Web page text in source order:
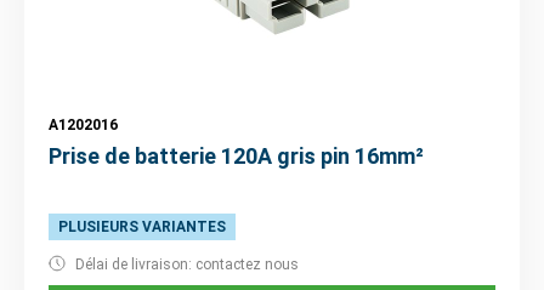
A1202016
Prise de batterie 120A gris pin 16mm²
PLUSIEURS VARIANTES
Délai de livraison: contactez nous